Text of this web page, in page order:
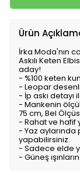
Ürün
İrka Moda'nın
Askılı Keten
aday!
- %100 keten
- Leopar desenli
- İp askı
- Mankenin
75 cm, Bel
- Rahat ve hafif
- Yaz
yapabilirsiniz.
- Sadece elde
- Güneş